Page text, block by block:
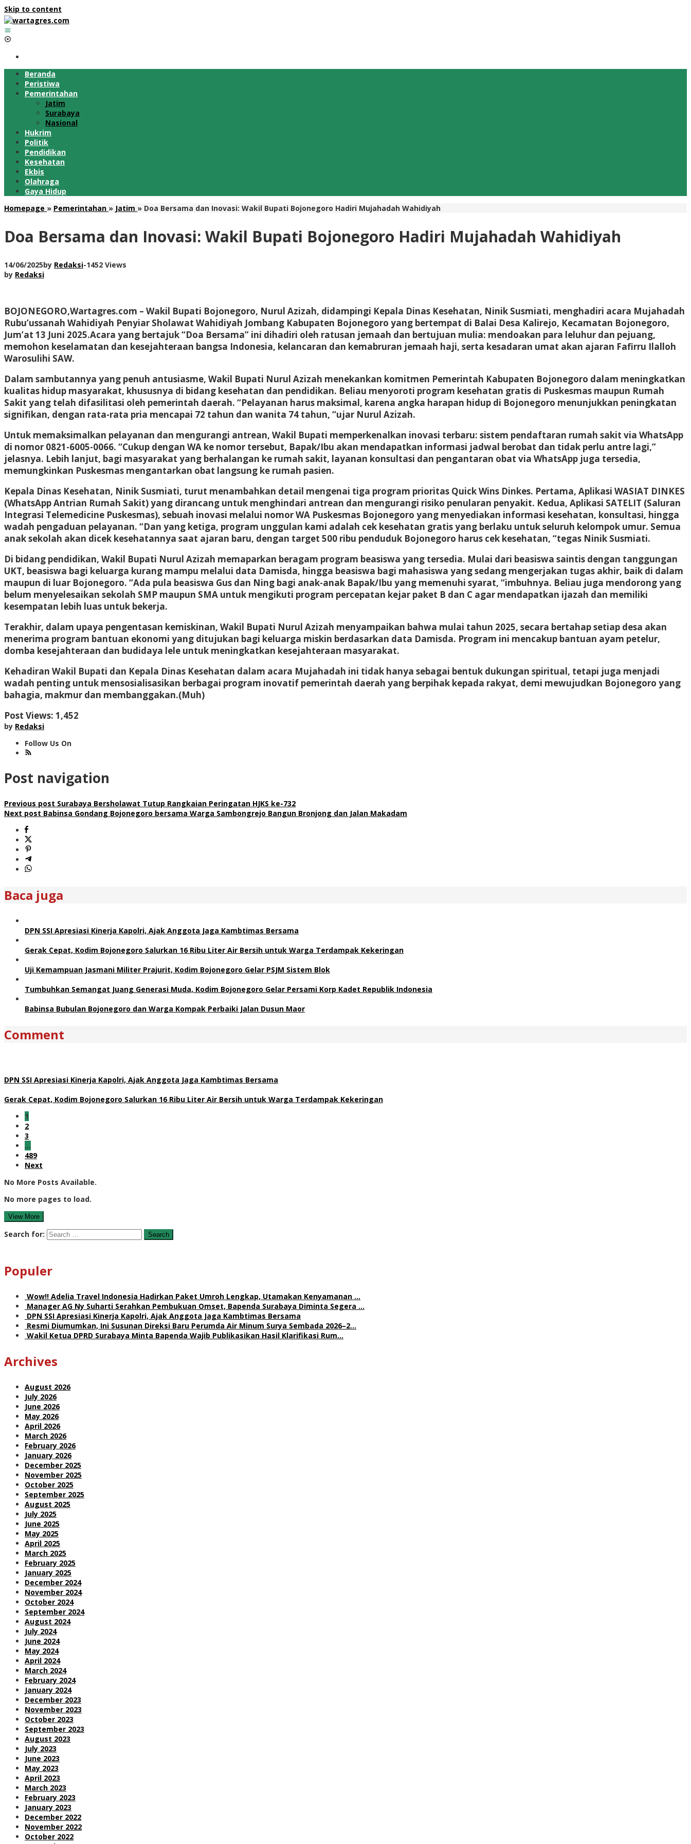
Skip to content
Beranda
Peristiwa
Pemerintahan
Jatim
Surabaya
Nasional
Hukrim
Politik
Pendidikan
Kesehatan
Ekbis
Olahraga
Gaya Hidup
Homepage » Pemerintahan » Jatim » Doa Bersama dan Inovasi: Wakil Bupati Bojonegoro Hadiri Mujahadah Wahidiyah
Doa Bersama dan Inovasi: Wakil Bupati Bojonegoro Hadiri Mujahadah Wahidiyah
14/06/2025by Redaksi-1452 Views
by Redaksi
BOJONEGORO,Wartagres.com – Wakil Bupati Bojonegoro, Nurul Azizah, didampingi Kepala Dinas Kesehatan, Ninik Susmiati, menghadiri acara Mujahadah
Rubu’ussanah Wahidiyah Penyiar Sholawat Wahidiyah Jombang Kabupaten Bojonegoro yang bertempat di Balai Desa Kalirejo, Kecamatan Bojonegoro,
Jum’at 13 Juni 2025.Acara yang bertajuk “Doa Bersama” ini dihadiri oleh ratusan jemaah dan bertujuan mulia: mendoakan para leluhur dan pejuang,
memohon keselamatan dan kesejahteraan bangsa Indonesia, kelancaran dan kemabruran jemaah haji, serta kesadaran umat akan ajaran Fafirru Ilalloh
Warosulihi SAW.
Dalam sambutannya yang penuh antusiasme, Wakil Bupati Nurul Azizah menekankan komitmen Pemerintah Kabupaten Bojonegoro dalam meningkatkan
kualitas hidup masyarakat, khususnya di bidang kesehatan dan pendidikan. Beliau menyoroti program kesehatan gratis di Puskesmas maupun Rumah
Sakit yang telah difasilitasi oleh pemerintah daerah. “Pelayanan harus maksimal, karena angka harapan hidup di Bojonegoro menunjukkan peningkatan
signifikan, dengan rata-rata pria mencapai 72 tahun dan wanita 74 tahun, “ujar Nurul Azizah.
Untuk memaksimalkan pelayanan dan mengurangi antrean, Wakil Bupati memperkenalkan inovasi terbaru: sistem pendaftaran rumah sakit via WhatsApp
di nomor 0821-6005-0066. “Cukup dengan WA ke nomor tersebut, Bapak/Ibu akan mendapatkan informasi jadwal berobat dan tidak perlu antre lagi,”
jelasnya. Lebih lanjut, bagi masyarakat yang berhalangan ke rumah sakit, layanan konsultasi dan pengantaran obat via WhatsApp juga tersedia,
memungkinkan Puskesmas mengantarkan obat langsung ke rumah pasien.
Kepala Dinas Kesehatan, Ninik Susmiati, turut menambahkan detail mengenai tiga program prioritas Quick Wins Dinkes. Pertama, Aplikasi WASIAT DINKES
(WhatsApp Antrian Rumah Sakit) yang dirancang untuk menghindari antrean dan mengurangi risiko penularan penyakit. Kedua, Aplikasi SATELIT (Saluran
Integrasi Telemedicine Puskesmas), sebuah inovasi melalui nomor WA Puskesmas Bojonegoro yang menyediakan informasi kesehatan, konsultasi, hingga
wadah pengaduan pelayanan. “Dan yang ketiga, program unggulan kami adalah cek kesehatan gratis yang berlaku untuk seluruh kelompok umur. Semua
anak sekolah akan dicek kesehatannya saat ajaran baru, dengan target 500 ribu penduduk Bojonegoro harus cek kesehatan, “tegas Ninik Susmiati.
Di bidang pendidikan, Wakil Bupati Nurul Azizah memaparkan beragam program beasiswa yang tersedia. Mulai dari beasiswa saintis dengan tanggungan
UKT, beasiswa bagi keluarga kurang mampu melalui data Damisda, hingga beasiswa bagi mahasiswa yang sedang mengerjakan tugas akhir, baik di dalam
maupun di luar Bojonegoro. “Ada pula beasiswa Gus dan Ning bagi anak-anak Bapak/Ibu yang memenuhi syarat, “imbuhnya. Beliau juga mendorong yang
belum menyelesaikan sekolah SMP maupun SMA untuk mengikuti program percepatan kejar paket B dan C agar mendapatkan ijazah dan memiliki
kesempatan lebih luas untuk bekerja.
Terakhir, dalam upaya pengentasan kemiskinan, Wakil Bupati Nurul Azizah menyampaikan bahwa mulai tahun 2025, secara bertahap setiap desa akan
menerima program bantuan ekonomi yang ditujukan bagi keluarga miskin berdasarkan data Damisda. Program ini mencakup bantuan ayam petelur,
domba kesejahteraan dan budidaya lele untuk meningkatkan kesejahteraan masyarakat.
Kehadiran Wakil Bupati dan Kepala Dinas Kesehatan dalam acara Mujahadah ini tidak hanya sebagai bentuk dukungan spiritual, tetapi juga menjadi
wadah penting untuk mensosialisasikan berbagai program inovatif pemerintah daerah yang berpihak kepada rakyat, demi mewujudkan Bojonegoro yang
bahagia, makmur dan membanggakan.(Muh)
Post Views: 1,452
by Redaksi
Follow Us On
Post navigation
Previous post Surabaya Bersholawat Tutup Rangkaian Peringatan HJKS ke-732
Next post Babinsa Gondang Bojonegoro bersama Warga Sambongrejo Bangun Bronjong dan Jalan Makadam
Baca juga
DPN SSI Apresiasi Kinerja Kapolri, Ajak Anggota Jaga Kambtimas Bersama
Gerak Cepat, Kodim Bojonegoro Salurkan 16 Ribu Liter Air Bersih untuk Warga Terdampak Kekeringan
Uji Kemampuan Jasmani Militer Prajurit, Kodim Bojonegoro Gelar PSJM Sistem Blok
Tumbuhkan Semangat Juang Generasi Muda, Kodim Bojonegoro Gelar Persami Korp Kadet Republik Indonesia
Babinsa Bubulan Bojonegoro dan Warga Kompak Perbaiki Jalan Dusun Maor
Comment
DPN SSI Apresiasi Kinerja Kapolri, Ajak Anggota Jaga Kambtimas Bersama
Gerak Cepat, Kodim Bojonegoro Salurkan 16 Ribu Liter Air Bersih untuk Warga Terdampak Kekeringan
1
2
3
…
489
Next
No More Posts Available.
No more pages to load.
View More
Search for:
Populer
Wow!! Adelia Travel Indonesia Hadirkan Paket Umroh Lengkap, Utamakan Kenyamanan …
Manager AG Ny Suharti Serahkan Pembukuan Omset, Bapenda Surabaya Diminta Segera …
DPN SSI Apresiasi Kinerja Kapolri, Ajak Anggota Jaga Kambtimas Bersama
Resmi Diumumkan, Ini Susunan Direksi Baru Perumda Air Minum Surya Sembada 2026–2…
Wakil Ketua DPRD Surabaya Minta Bapenda Wajib Publikasikan Hasil Klarifikasi Rum…
Archives
August 2026
July 2026
June 2026
May 2026
April 2026
March 2026
February 2026
January 2026
December 2025
November 2025
October 2025
September 2025
August 2025
July 2025
June 2025
May 2025
April 2025
March 2025
February 2025
January 2025
December 2024
November 2024
October 2024
September 2024
August 2024
July 2024
June 2024
May 2024
April 2024
March 2024
February 2024
January 2024
December 2023
November 2023
October 2023
September 2023
August 2023
July 2023
June 2023
May 2023
April 2023
March 2023
February 2023
January 2023
December 2022
November 2022
October 2022